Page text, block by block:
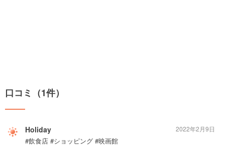
口コミ（1件）
Holiday
#飲食店 #ショッピング #映画館
2022年2月9日